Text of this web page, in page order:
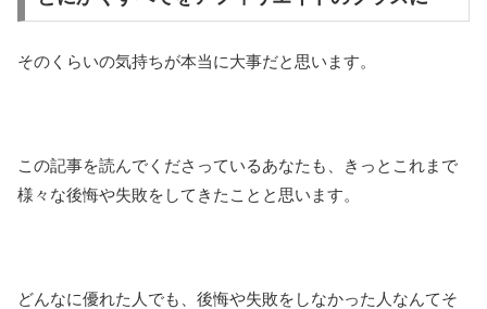
そのくらいの気持ちが本当に大事だと思います。
この記事を読んでくださっているあなたも、きっとこれまで
様々な後悔や失敗をしてきたことと思います。
どんなに優れた人でも、後悔や失敗をしなかった人なんてそ